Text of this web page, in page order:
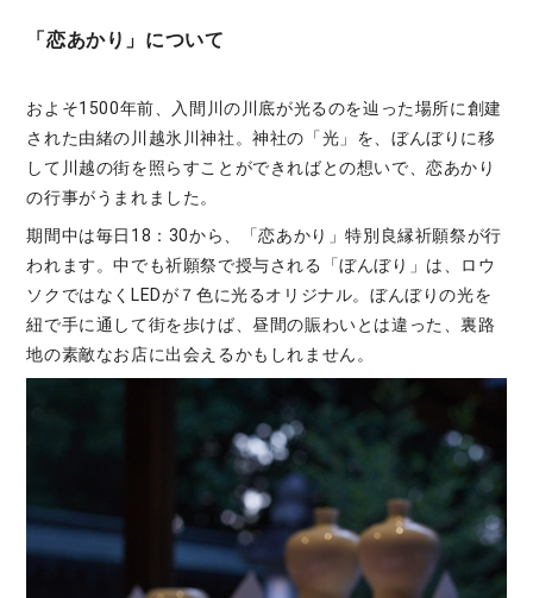
「恋あかり」について
およそ1500年前、入間川の川底が光るのを辿った場所に創建
された由緒の川越氷川神社。神社の「光」を、ぼんぼりに移
して川越の街を照らすことができればとの想いで、恋あかり
の行事がうまれました。
期間中は毎日18：30から、「恋あかり」特別良縁祈願祭が行
われます。中でも祈願祭で授与される「ぼんぼり」は、ロウ
ソクではなくLEDが７色に光るオリジナル。ぼんぼりの光を
紐で手に通して街を歩けば、昼間の賑わいとは違った、裏路
地の素敵なお店に出会えるかもしれません。